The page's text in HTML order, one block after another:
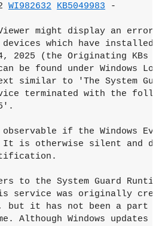
WI982632 KB5049983 -
Viewer might display an
devices which have installed
2025 (the Originating
be found under Windows
similar to 'The System
terminated with the
if the Windows
is otherwise silent and
to the System Guard
service was originally
but it has not been a
Although Windows updates